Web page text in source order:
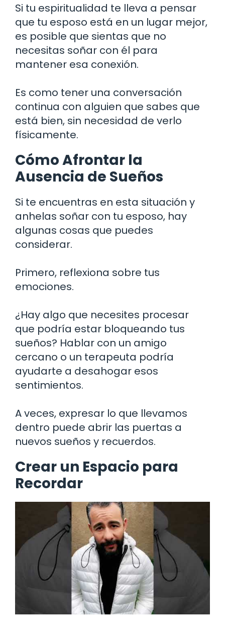
Si tu espiritualidad te lleva a pensar
que tu esposo está en un lugar mejor,
es posible que sientas que no
necesitas soñar con él para
mantener esa conexión.
Es como tener una conversación
continua con alguien que sabes que
está bien, sin necesidad de verlo
físicamente.
Cómo Afrontar la
Ausencia de Sueños
Si te encuentras en esta situación y
anhelas soñar con tu esposo, hay
algunas cosas que puedes
considerar.
Primero, reflexiona sobre tus
emociones.
¿Hay algo que necesites procesar
que podría estar bloqueando tus
sueños? Hablar con un amigo
cercano o un terapeuta podría
ayudarte a desahogar esos
sentimientos.
A veces, expresar lo que llevamos
dentro puede abrir las puertas a
nuevos sueños y recuerdos.
Crear un Espacio para
Recordar